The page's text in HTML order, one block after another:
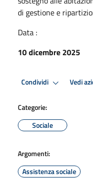
di gestione e
Data :
10 dicembre 2025
Condividi Vedi
Categorie:
Sociale
Argomenti:
Assistenza sociale